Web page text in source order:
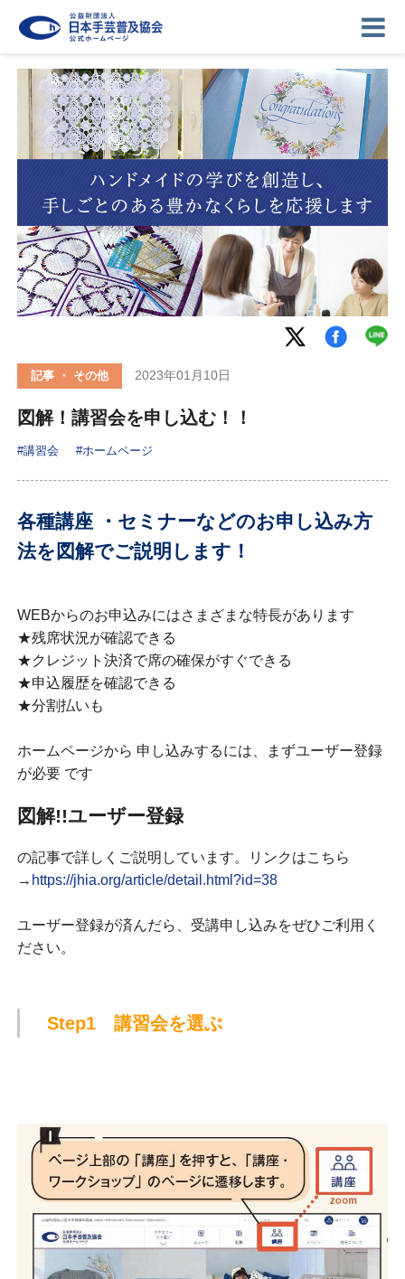
ニュース 記事 講座
イベント ギャラリー お問い合わせ
協会について ログイン
記事 ・ その他 2023年01月10日
図解！講習会を申し込む！！
#講習会 #ホームページ
各種講座 ・セミナーなどのお申し込み方
法を図解でご説明します！
WEBからのお申込みにはさまざまな特長があります
★残席状況が確認できる
★クレジット決済で席の確保がすぐできる
★申込履歴を確認できる
★分割払いも
ホームページから 申し込みするには、まずユーザー登録
が必要 です
図解!!ユーザー登録
の記事で詳しくご説明しています。リンクはこちら
→ https://jhia.org/article/detail.html?id=38
ユーザー登録が済んだら、受講申し込みをぜひご利用く
ださい。
Step1 講習会を選ぶ